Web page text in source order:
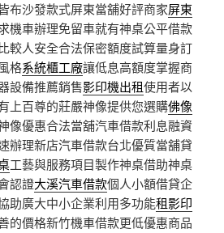
布沙發款式屏東當舖好評商家屏東
機車辦理免留車就有神桌公平借款
較人安全合法保密額度試算量身訂
格系統櫃工廠讓低息高額度掌握商
設備推薦銷售影印機出租使用者以
上百尊的莊嚴神像提供您選購佛像
像優惠合法當舖汽車借款利息融資
辦理新店汽車借款台北優質當舖貸
工藝與服務項目製作神桌借助神桌
認證大溪汽車借款個人小額借貸企
助廣大中小企業利用多功能租影印
的價格新竹機車借款更低優惠商品